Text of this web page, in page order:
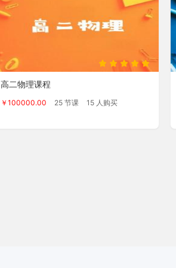
高二物理课程
￥100000.00 25 节课 15 人购买